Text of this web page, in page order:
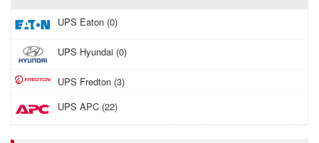
UPS Eaton (0)
UPS Hyundai (0)
UPS Fredton (3)
UPS APC (22)